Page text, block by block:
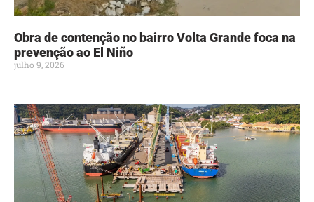
Obra de contenção no bairro Volta Grande foca na
prevenção ao El Niño
julho 9, 2026